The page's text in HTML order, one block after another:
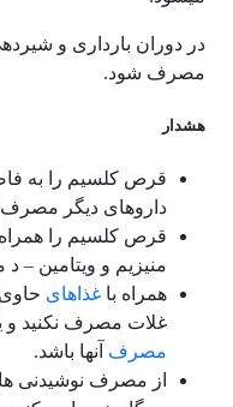
در دوران بارداری و
مصرف شود.
هشدار
قرص کلسیم را به
داروهای دیگر مصرف
قرص کلسیم را همراه
منیزیم و ویتامین –
همراه با غذاهای حاوی
غلات مصرف نکنید و
مصرف آنها باشد.
از مصرف نوشیدنی